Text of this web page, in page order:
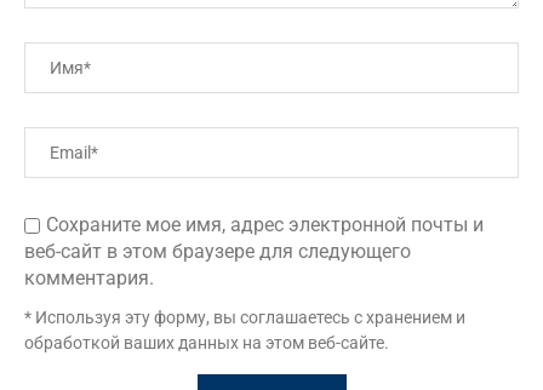
Сохраните мое имя, адрес электронной почты и
веб-сайт в этом браузере для следующего
комментария.
* Используя эту форму, вы соглашаетесь с хранением и
обработкой ваших данных на этом веб-сайте.